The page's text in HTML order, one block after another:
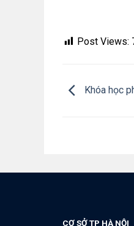
Post Views:
Khóa học
CƠ SỞ TP HÀ NỘI